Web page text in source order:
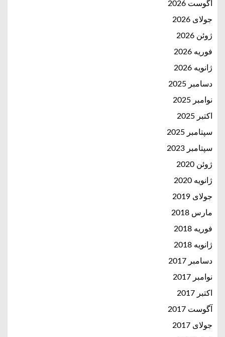
آگوست 2026
جولای 2026
ژوئن 2026
فوریه 2026
ژانویه 2026
دسامبر 2025
نوامبر 2025
اکتبر 2025
سپتامبر 2025
سپتامبر 2023
ژوئن 2020
ژانویه 2020
جولای 2019
مارس 2018
فوریه 2018
ژانویه 2018
دسامبر 2017
نوامبر 2017
اکتبر 2017
آگوست 2017
جولای 2017